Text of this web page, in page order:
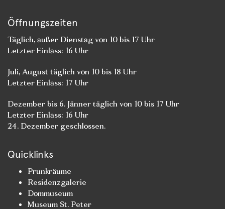
Öffnungszeiten
Täglich, außer Dienstag von 10 bis 17 Uhr
Letzter Einlass: 16 Uhr
Juli, August täglich von 10 bis 18 Uhr
Letzter Einlass: 17 Uhr
Dezember bis 6. Jänner täglich von 10 bis 17 Uhr
Letzter Einlass: 16 Uhr
24. Dezember geschlossen.
Quicklinks
Prunkräume
Residenzgalerie
Dommuseum
Museum St. Peter